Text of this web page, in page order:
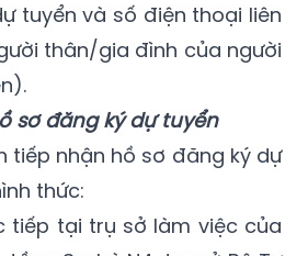
tuyển và số điện thoại liên
thân/gia đình của người
sơ đăng ký dự tuyển
tiếp nhận hồ sơ đăng ký dự
thức:
tiếp tại trụ sở làm việc của